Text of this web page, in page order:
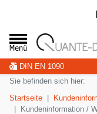
DIN EN 1090
Sie befinden sich hier:
Startseite
Kundeninformation /